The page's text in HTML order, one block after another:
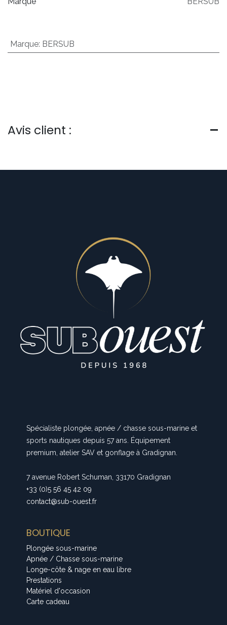
Marque: BERSUB
Avis client :
Spécialiste plongée, apnée / chasse sous-marine et
sports nautiques depuis 57 ans. Équipement
premium, atelier SAV et gonflage à Gradignan.
7 avenue Robert Schuman, 33170 Gradignan
+33 (0)5 56 45 42 09
contact@sub-ouest.fr
BOUTIQUE
Plongée sous-marine
Apnée / Chasse sous-marine
Longe-côte & nage en eau libre
Prestations
Matériel d'occasion
Carte cadeau